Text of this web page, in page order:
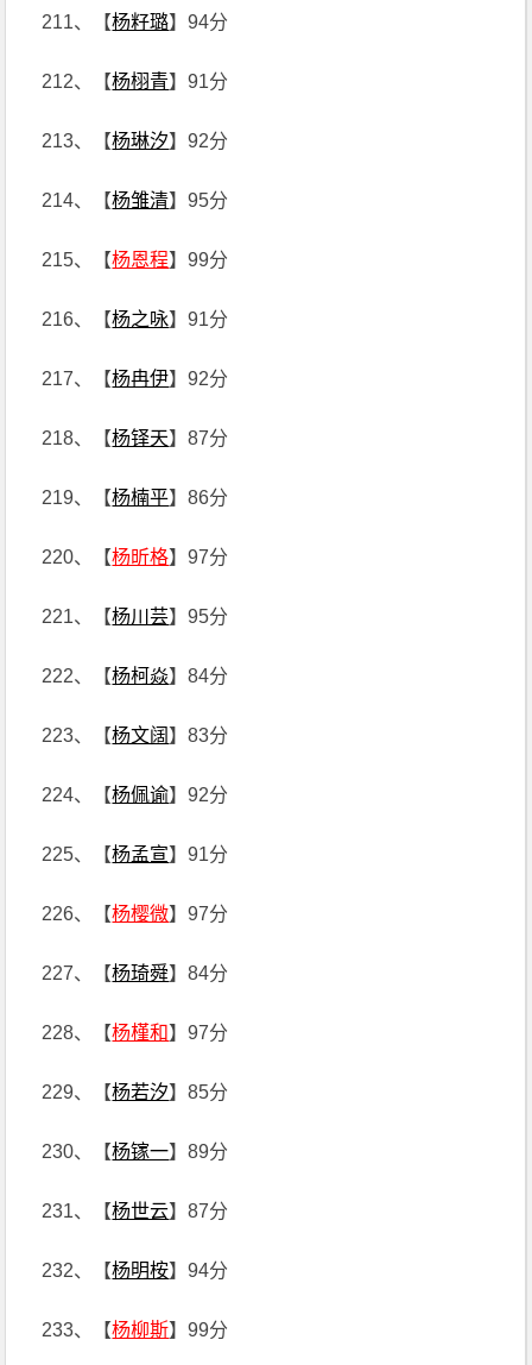
211、【杨籽璐】94分
212、【杨栩青】91分
213、【杨琳汐】92分
214、【杨雏清】95分
215、【杨恩程】99分
216、【杨之咏】91分
217、【杨冉伊】92分
218、【杨铎天】87分
219、【杨楠平】86分
220、【杨昕格】97分
221、【杨川芸】95分
222、【杨柯焱】84分
223、【杨文阔 】83分
224、【杨佩谕】92分
225、【杨孟宣】91分
226、【杨樱微】97分
227、【杨琦舜】84分
228、【杨槿和】97分
229、【杨若汐】85分
230、【杨镓一】89分
231、【杨世云】87分
232、【杨明桉】94分
233、【杨柳斯】99分